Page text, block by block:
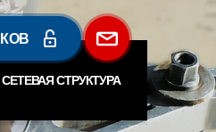
СЕТЕВАЯ СТРУКТУРА